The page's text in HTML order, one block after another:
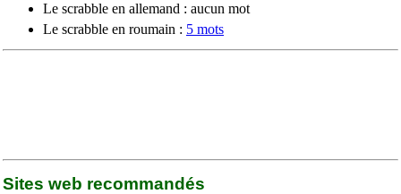
Le scrabble en allemand : aucun mot
Le scrabble en roumain : 5 mots
Sites web recommandés